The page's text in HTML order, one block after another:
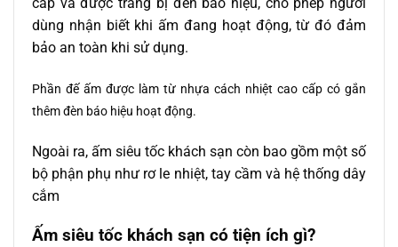
dùng nhận biết khi ấm đang hoạt động, từ đó đảm
bảo an toàn khi sử dụng.
Phần đế ấm được làm từ nhựa cách nhiệt cao cấp có gắn
thêm đèn báo hiệu hoạt động.
Ngoài ra, ấm siêu tốc khách sạn còn bao gồm một số
bộ phận phụ như rơ le nhiệt, tay cầm và hệ thống dây
cắm
Ấm siêu tốc khách sạn có tiện ích gì?